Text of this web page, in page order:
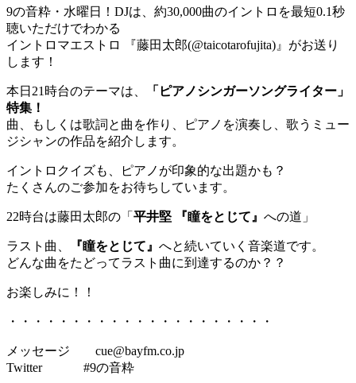
9の音粋・水曜日！DJは、約30,000曲のイントロを最短0.1秒
聴いただけでわかる
イントロマエストロ 『藤田太郎(@taicotarofujita)』がお送り
します！
本日21時台のテーマは、
「ピアノシンガーソングライター」
特集！
曲、もしくは歌詞と曲を作り、ピアノを演奏し、歌うミュー
ジシャンの作品を紹介します。
イントロクイズも、ピアノが印象的な出題かも？
たくさんのご参加をお待ちしています。
22時台は藤田太郎の「 平井堅 『瞳をとじて』 への道」
ラスト曲、 『瞳をとじて』 へと続いていく音楽道です。
どんな曲をたどってラスト曲に到達するのか？？
お楽しみに！！
・・・・・・・・・・・・・・・・・・・・・
メッセージ cue@bayfm.co.jp
Twitter #9の音粋